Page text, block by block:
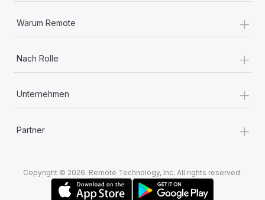
Warum Remote +
Nach Rolle +
Unternehmen +
Partner +
Copyright © 2026. Remote Technology, Inc. All rights reserved.